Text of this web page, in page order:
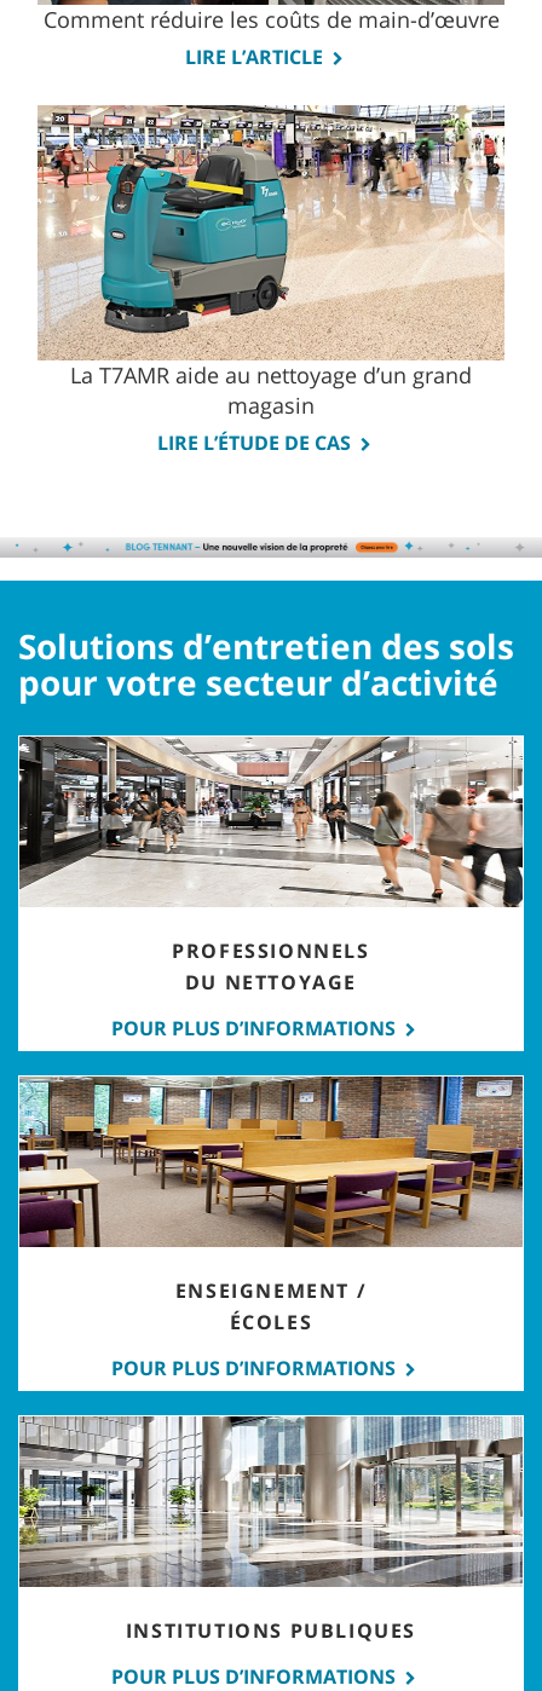
Comment réduire les coûts de main-d’œuvre
LIRE L’ARTICLE
La T7AMR aide au nettoyage d’un grand
magasin
LIRE L’ÉTUDE DE CAS
Solutions d’entretien des sols
pour votre secteur d’activité
PROFESSIONNELS
DU NETTOYAGE
POUR PLUS D’INFORMATIONS
ENSEIGNEMENT /
ÉCOLES
POUR PLUS D’INFORMATIONS
INSTITUTIONS PUBLIQUES
POUR PLUS D’INFORMATIONS